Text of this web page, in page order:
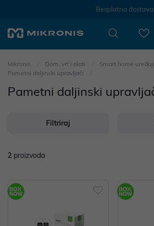
Besplatna dostava
Mikronis Dom, vrt i alati
Smart home uređaji
Pametni daljinski upravljači
Pametni daljinski
Filtriraj
2 proizvoda